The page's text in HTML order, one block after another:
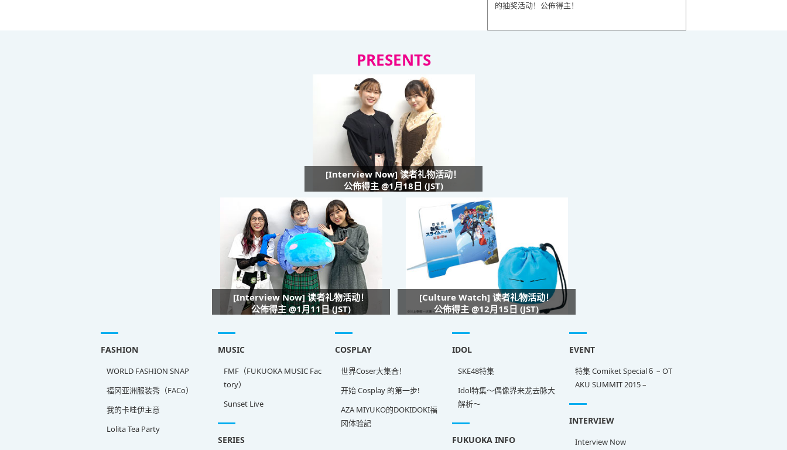
的抽奖活动！公佈得主！
PRESENTS
[Interview Now] 读者礼物活动！
公佈得主 @1月18日 (JST)
[Interview Now] 读者礼物活动！
公佈得主 @1月11日 (JST)
[Culture Watch] 读者礼物活动！
公佈得主 @12月15日 (JST)
FASHION
WORLD FASHION SNAP
福冈亚洲服装秀（FACo）
我的卡哇伊主意
Lolita Tea Party
MUSIC
FMF（FUKUOKA MUSIC Fac
tory）
Sunset Live
COSPLAY
世界Coser大集合！
开始 Cosplay 的第一步!
AZA MIYUKO的DOKIDOKI福
冈体验記
IDOL
SKE48特集
Idol特集～偶像界来龙去脉大
解析～
EVENT
特集 Comiket Special６ – OT
AKU SUMMIT 2015 –
INTERVIEW
Interview Now
SERIES FUKUOKA INFO